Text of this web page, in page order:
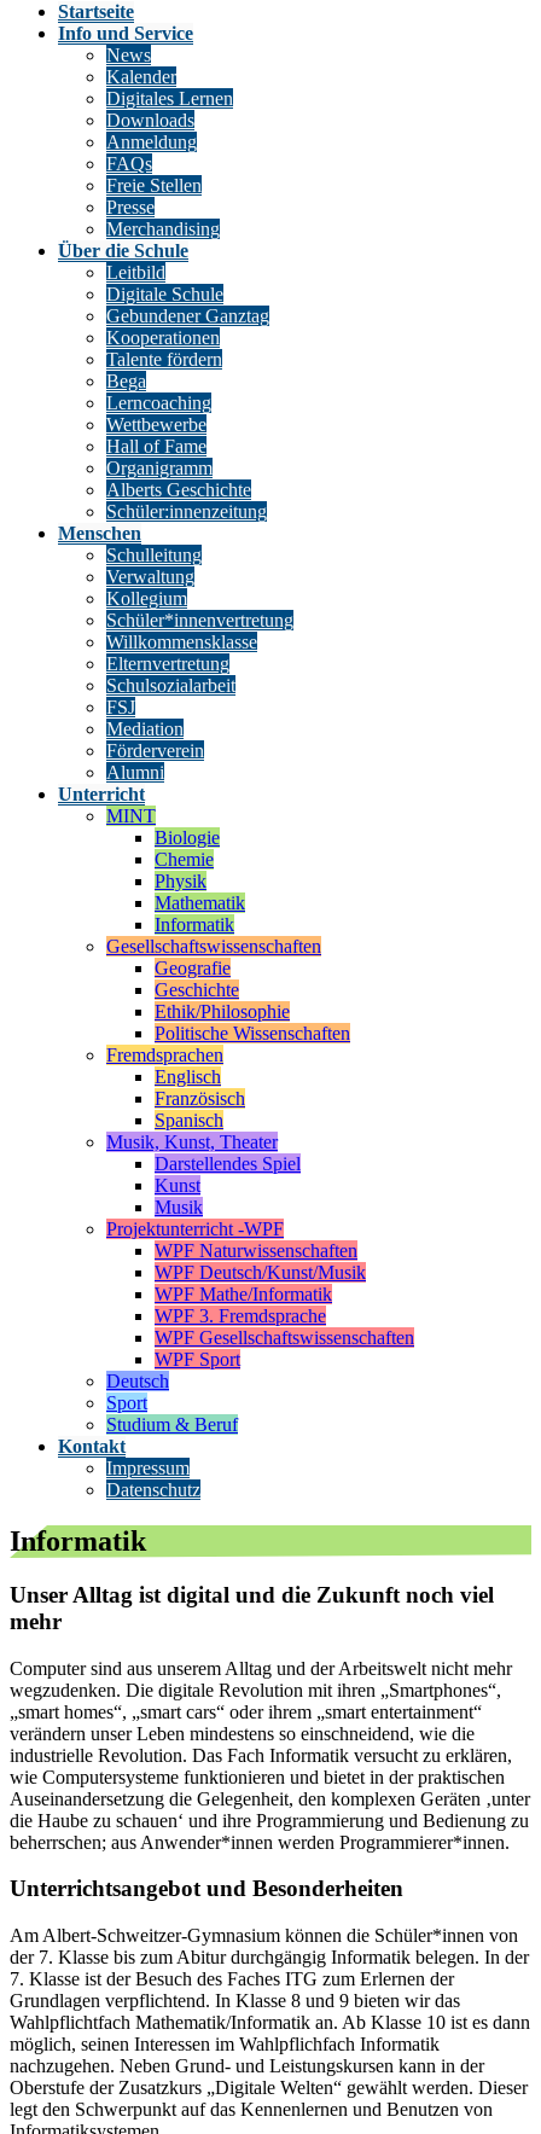
Startseite
Info und Service
News
Kalender
Digitales Lernen
Downloads
Anmeldung
FAQs
Freie Stellen
Presse
Merchandising
Über die Schule
Leitbild
Digitale Schule
Gebundener Ganztag
Kooperationen
Talente fördern
Bega
Lerncoaching
Wettbewerbe
Hall of Fame
Organigramm
Alberts Geschichte
Schüler:innenzeitung
Menschen
Schulleitung
Verwaltung
Kollegium
Schüler*innenvertretung
Willkommensklasse
Elternvertretung
Schulsozialarbeit
FSJ
Mediation
Förderverein
Alumni
Unterricht
MINT
Biologie
Chemie
Physik
Mathematik
Informatik
Gesellschaftswissenschaften
Geografie
Geschichte
Ethik/Philosophie
Politische Wissenschaften
Fremdsprachen
Englisch
Französisch
Spanisch
Musik, Kunst, Theater
Darstellendes Spiel
Kunst
Musik
Projektunterricht -WPF
WPF Naturwissenschaften
WPF Deutsch/Kunst/Musik
WPF Mathe/Informatik
WPF 3. Fremdsprache
WPF Gesellschaftswissenschaften
WPF Sport
Deutsch
Sport
Studium & Beruf
Kontakt
Impressum
Datenschutz
Informatik
Unser Alltag ist digital und die Zukunft noch viel
mehr
Computer sind aus unserem Alltag und der Arbeitswelt nicht mehr
wegzudenken. Die digitale Revolution mit ihren „Smartphones“,
„smart homes“, „smart cars“ oder ihrem „smart entertainment“
verändern unser Leben mindestens so einschneidend, wie die
industrielle Revolution. Das Fach Informatik versucht zu erklären,
wie Computersysteme funktionieren und bietet in der praktischen
Auseinandersetzung die Gelegenheit, den komplexen Geräten ‚unter
die Haube zu schauen‘ und ihre Programmierung und Bedienung zu
beherrschen; aus Anwender*innen werden Programmierer*innen.
Unterrichtsangebot und Besonderheiten
Am Albert-Schweitzer-Gymnasium können die Schüler*innen von
der 7. Klasse bis zum Abitur durchgängig Informatik belegen. In der
7. Klasse ist der Besuch des Faches ITG zum Erlernen der
Grundlagen verpflichtend. In Klasse 8 und 9 bieten wir das
Wahlpflichtfach Mathematik/Informatik an. Ab Klasse 10 ist es dann
möglich, seinen Interessen im Wahlpflichfach Informatik
nachzugehen. Neben Grund- und Leistungskursen kann in der
Oberstufe der Zusatzkurs „Digitale Welten“ gewählt werden. Dieser
legt den Schwerpunkt auf das Kennenlernen und Benutzen von